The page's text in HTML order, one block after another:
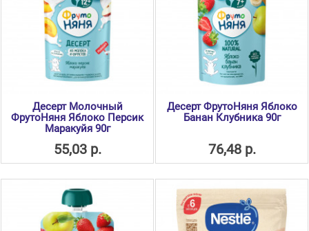
Десерт Молочный
ФрутоНяня Яблоко Персик
Маракуйя 90г
55,03 р.
Десерт ФрутоНяня Яблоко
Банан Клубника 90г
76,48 р.